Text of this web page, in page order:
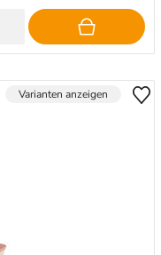
Varianten anzeigen